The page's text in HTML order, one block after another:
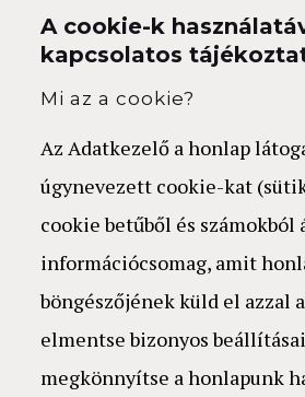
A cookie-k
kapcsolatos
Mi az a cookie?
Az Adatkezelő a honlap
úgynevezett cookie-kat
cookie betűből és számokból
információcsomag, amit
böngészőjének küld el azzal
elmentse bizonyos
megkönnyítse a honlapunk